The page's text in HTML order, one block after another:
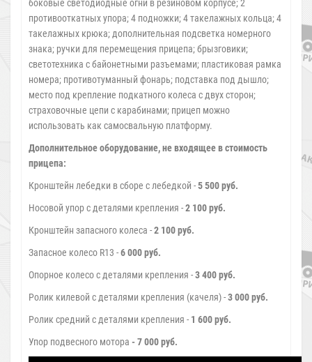
боковые светодиодные огни в резиновом корпусе; 2
противооткатных упора; 4 подножки; 4 такелажных кольца; 4
такелажных крюка; дополнительная подсветка номерного
знака; ручки для перемещения прицепа; брызговики;
светотехника с байонетными разъемами; пластиковая рамка
номера; противотуманный фонарь; подставка под дышло;
место под крепление подкатного колеса с двух сторон;
страховочные цепи с карабинами; прицеп можно
использовать как самосвальную платформу.
Дополнительное оборудование, не входящее в стоимость
прицепа:
Кронштейн лебедки в сборе с лебедкой -5 500 руб.
Носовой упор с деталями крепления -2 100 руб.
Кронштейн запасного колеса -2 100 руб.
Запасное колесо R13 -6 000 руб.
Опорное колесо с деталями крепления -3 400 руб.
Ролик килевой с деталями крепления (качеля) -3 000 руб.
Ролик средний с деталями крепления - 1 600 руб.
Упор подвесного мотора - 7 000 руб.